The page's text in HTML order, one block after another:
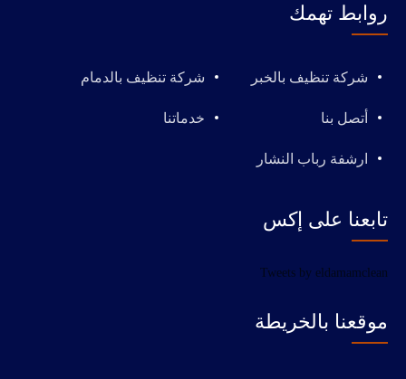
روابط تهمك
شركة تنظيف بالخبر شركة تنظيف بالدمام
أتصل بنا خدماتنا
ارشفة رباب النشار
تابعنا على إكس
Tweets by eldamamclean
موقعنا بالخريطة